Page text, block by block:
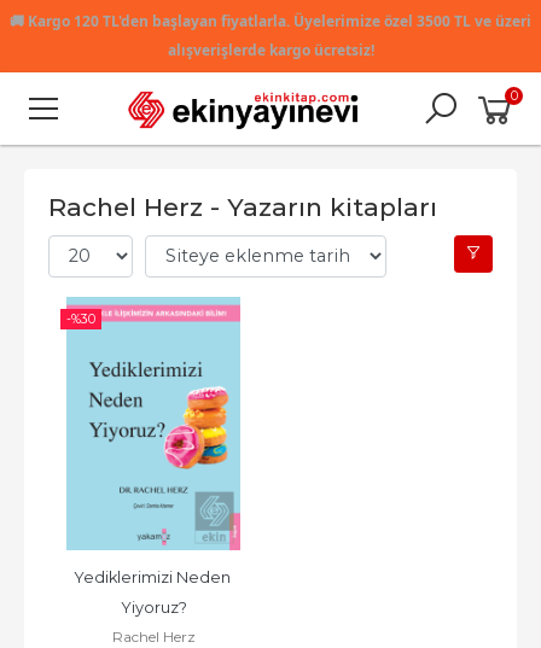
🚚 Kargo 120 TL'den başlayan fiyatlarla. Üyelerimize özel 3500 TL ve üzeri
alışverişlerde kargo ücretsiz!
0
Rachel Herz - Yazarın kitapları
-%30
Yediklerimizi Neden
Yiyoruz?
Rachel Herz